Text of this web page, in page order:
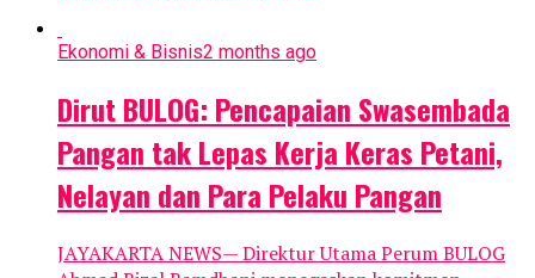
Ekonomi & Bisnis2 months ago
Dirut BULOG: Pencapaian Swasembada
Pangan tak Lepas Kerja Keras Petani,
Nelayan dan Para Pelaku Pangan
JAYAKARTA NEWS— Direktur Utama Perum BULOG